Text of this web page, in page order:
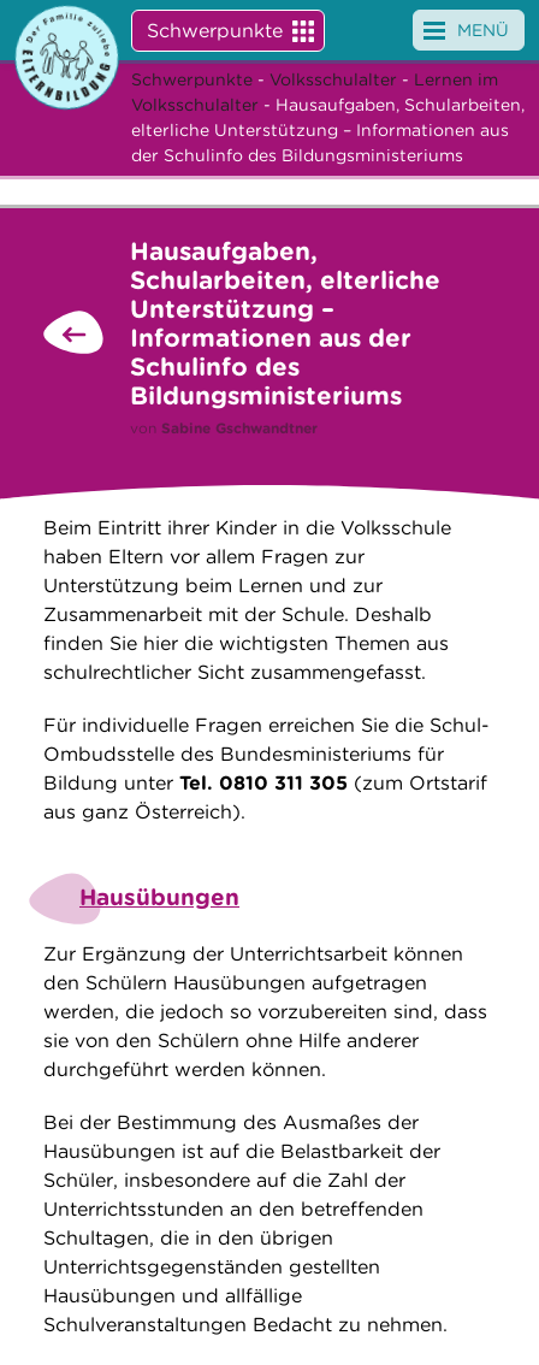
Schwerpunkte
Angebote
Veranstaltungen
News
Über uns
MENÜ
Schwerpunkte - Volksschulalter - Lernen im
Volksschulalter - Hausaufgaben, Schularbeiten,
elterliche Unterstützung – Informationen aus
der Schulinfo des Bildungsministeriums
Hausaufgaben,
Schularbeiten, elterliche
Unterstützung –
Informationen aus der
Schulinfo des
Bildungsministeriums
von Sabine Gschwandtner
Beim Eintritt ihrer Kinder in die Volksschule
haben Eltern vor allem Fragen zur
Unterstützung beim Lernen und zur
Zusammenarbeit mit der Schule. Deshalb
finden Sie hier die wichtigsten Themen aus
schulrechtlicher Sicht zusammengefasst.
Für individuelle Fragen erreichen Sie die Schul-
Ombudsstelle des Bundesministeriums für
Bildung unter Tel. 0810 311 305 (zum Ortstarif
aus ganz Österreich).
Hausübungen
Zur Ergänzung der Unterrichtsarbeit können
den Schülern Hausübungen aufgetragen
werden, die jedoch so vorzubereiten sind, dass
sie von den Schülern ohne Hilfe anderer
durchgeführt werden können.
Bei der Bestimmung des Ausmaßes der
Hausübungen ist auf die Belastbarkeit der
Schüler, insbesondere auf die Zahl der
Unterrichtsstunden an den betreffenden
Schultagen, die in den übrigen
Unterrichtsgegenständen gestellten
Hausübungen und allfällige
Schulveranstaltungen Bedacht zu nehmen.